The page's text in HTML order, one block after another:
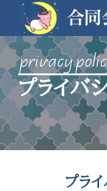
プライバ
プラ